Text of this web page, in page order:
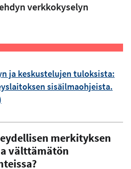
verkkokyselyn
ja keskustelujen tuloksista:
sisäilmaohjeista.
merkityksen
välttämätön